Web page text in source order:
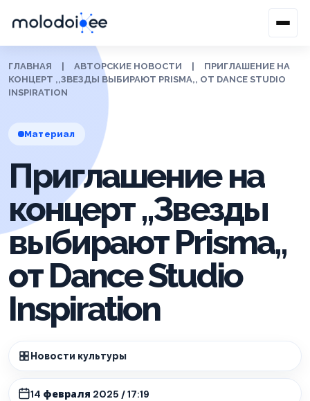
ГЛАВНАЯ АВТОРСКИЕ НОВОСТИ
ПРИГЛАШЕНИЕ НА
КОНЦЕРТ ,,ЗВЕЗДЫ ВЫБИРАЮТ PRISMA,, ОТ DANCE STUDIO
INSPIRATION
Материал
Приглашение на
концерт ,,Звезды
выбирают Prisma,,
от Dance Studio
Inspiration
Новости культуры
14 февраля 2025 / 17:19